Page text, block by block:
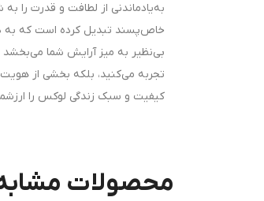
به‌یادماندنی از لطافت و قدرت را
خاص‌پسند تبدیل کرده است که به
بی‌نظیر به میز آرایش شما می‌بخشد و
تجربه می‌کنید، بلکه بخشی از
کیفیت و سبک زندگی لوکس را
محصولات